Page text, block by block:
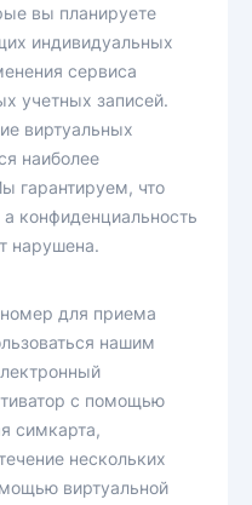
вы планируете
индивидуальных
сервиса
учетных записей.
виртуальных
наиболее
гарантируем, что
конфиденциальность
нарушена.
для приема
нашим
с помощью
симкарта,
нескольких
виртуальной